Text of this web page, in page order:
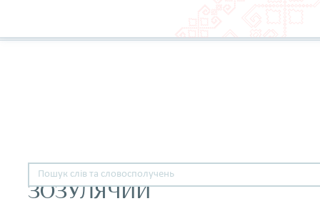
ЗОЗУЛЯЧИЙ